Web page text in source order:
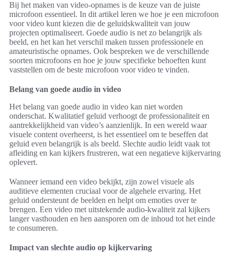
Bij het maken van video-opnames is de keuze van de juiste
microfoon essentieel. In dit artikel leren we hoe je een microfoon
voor video kunt kiezen die de geluidskwaliteit van jouw
projecten optimaliseert. Goede audio is net zo belangrijk als
beeld, en het kan het verschil maken tussen professionele en
amateuristische opnames. Ook bespreken we de verschillende
soorten microfoons en hoe je jouw specifieke behoeften kunt
vaststellen om de beste microfoon voor video te vinden.
Belang van goede audio in video
Het belang van goede audio in video kan niet worden
onderschat. Kwalitatief geluid verhoogt de professionaliteit en
aantrekkelijkheid van video’s aanzienlijk. In een wereld waar
visuele content overheerst, is het essentieel om te beseffen dat
geluid even belangrijk is als beeld. Slechte audio leidt vaak tot
afleiding en kan kijkers frustreren, wat een negatieve kijkervaring
oplevert.
Wanneer iemand een video bekijkt, zijn zowel visuele als
auditieve elementen cruciaal voor de algehele ervaring. Het
geluid ondersteunt de beelden en helpt om emoties over te
brengen. Een video met uitstekende audio-kwaliteit zal kijkers
langer vasthouden en hen aansporen om de inhoud tot het einde
te consumeren.
Impact van slechte audio op kijkervaring